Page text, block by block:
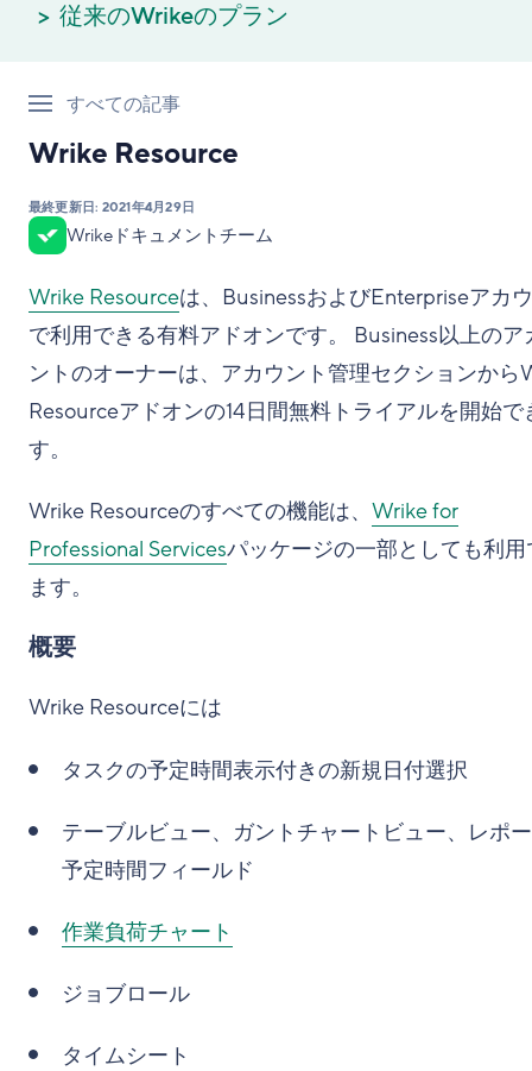
従来のWrikeのプラン
すべての記事
Wrike Resource
最終更新日: 2021年4月29日
Wrikeドキュメントチーム
Wrike Resourceは、BusinessおよびEnterpriseアカ
で利用できる有料アドオンです。 Business以上のア
ントのオーナーは、アカウント管理セクションから
Resourceアドオンの14日間無料トライアルを開始で
す。
Wrike Resourceのすべての機能は、 Wrike for
Professional Servicesパッケージの一部としても利用
ます。
概要
Wrike Resourceには
タスクの予定時間表示付きの新規日付選択
テーブルビュー、ガントチャートビュー、レポ
予定時間フィールド
作業負荷チャート
ジョブロール
タイムシート